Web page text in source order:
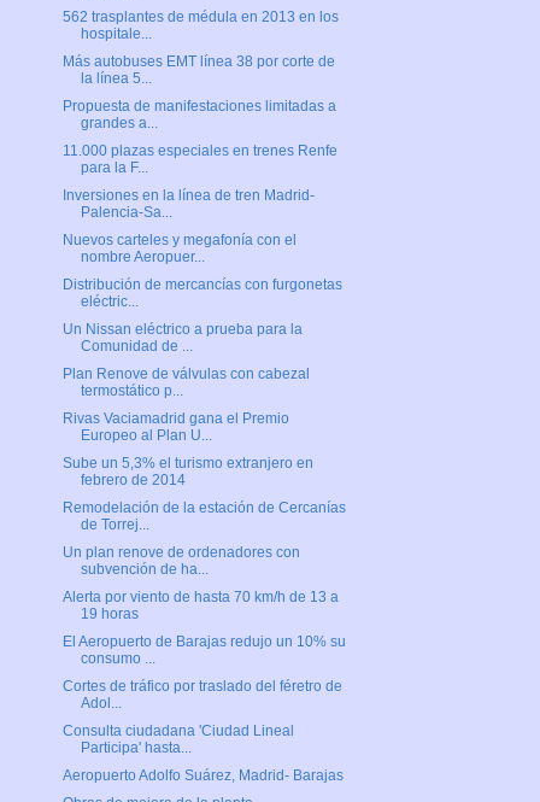
562 trasplantes de médula en 2013 en los
hospitale...
Más autobuses EMT línea 38 por corte de
la línea 5...
Propuesta de manifestaciones limitadas a
grandes a...
11.000 plazas especiales en trenes Renfe
para la F...
Inversiones en la línea de tren Madrid-
Palencia-Sa...
Nuevos carteles y megafonía con el
nombre Aeropuer...
Distribución de mercancías con furgonetas
eléctric...
Un Nissan eléctrico a prueba para la
Comunidad de ...
Plan Renove de válvulas con cabezal
termostático p...
Rivas Vaciamadrid gana el Premio
Europeo al Plan U...
Sube un 5,3% el turismo extranjero en
febrero de 2014
Remodelación de la estación de Cercanías
de Torrej...
Un plan renove de ordenadores con
subvención de ha...
Alerta por viento de hasta 70 km/h de 13 a
19 horas
El Aeropuerto de Barajas redujo un 10% su
consumo ...
Cortes de tráfico por traslado del féretro de
Adol...
Consulta ciudadana 'Ciudad Lineal
Participa' hasta...
Aeropuerto Adolfo Suárez, Madrid- Barajas